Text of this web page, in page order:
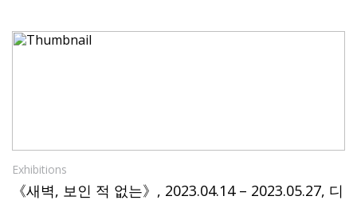
Exhibitions
《새벽, 보인 적 없는》, 2023.04.14 – 2023.05.27, 디